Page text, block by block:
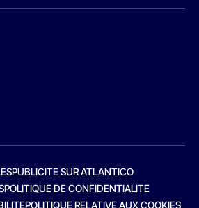
PUBLICITE SUR ATLANTICO
POLITIQUE DE CONFIDENTIALITE
POLITIQUE RELATIVE AUX COOKIES